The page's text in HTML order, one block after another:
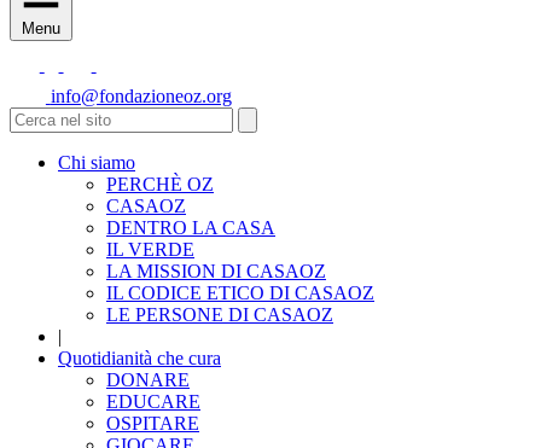
Menu
info@fondazioneoz.org
Chi siamo
PERCHÈ OZ
CASAOZ
DENTRO LA CASA
IL VERDE
LA MISSION DI CASAOZ
IL CODICE ETICO DI CASAOZ
LE PERSONE DI CASAOZ
|
Quotidianità che cura
DONARE
EDUCARE
OSPITARE